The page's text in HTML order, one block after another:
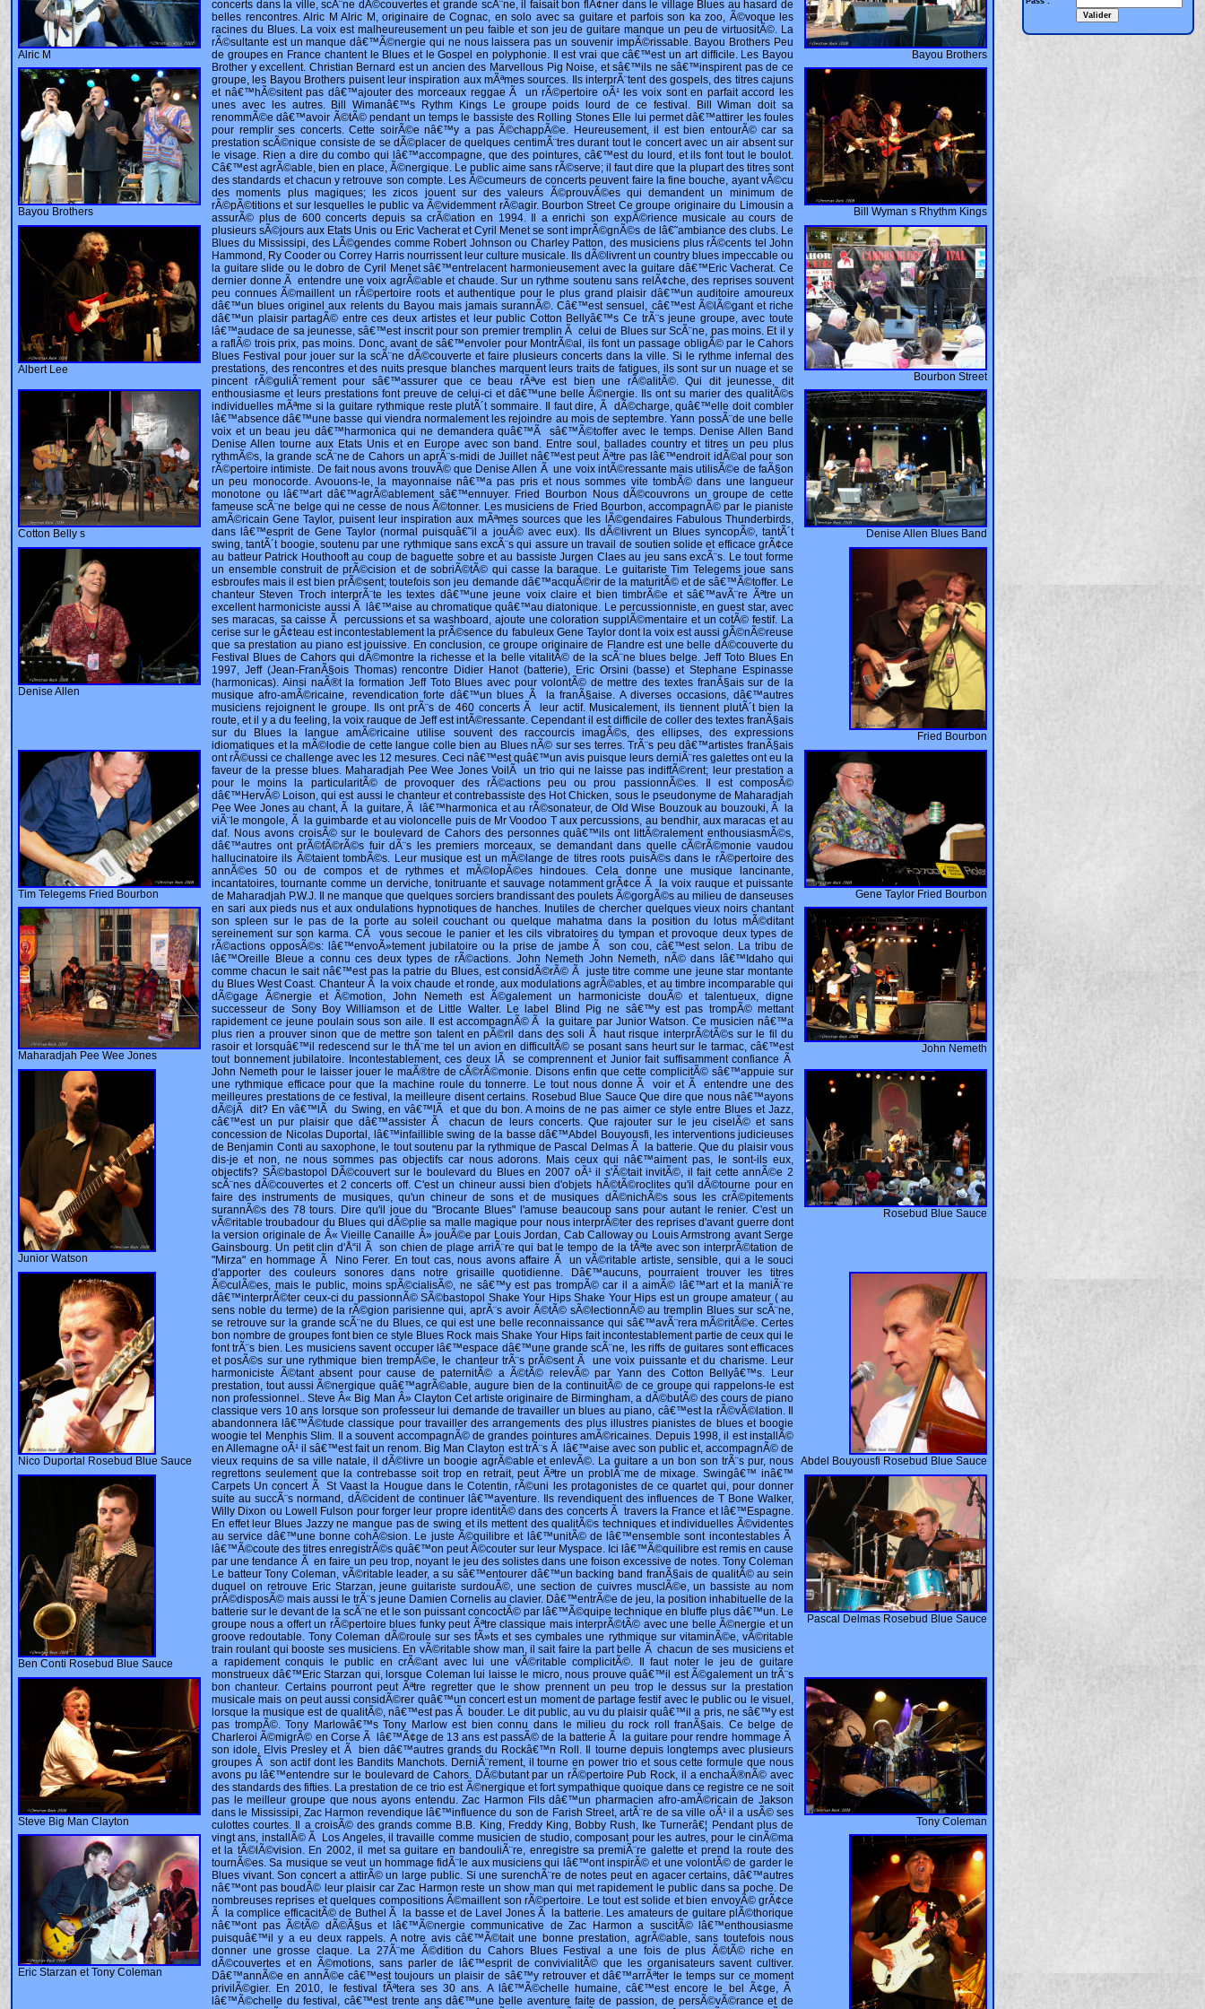
Alric M Bayou Brothers
Bayou Brothers Bill Wyman s Rhythm Kings
Albert Lee
Bourbon Street
Cotton Belly s Denise Allen Blues Band
Denise Allen
Fried Bourbon
Tim Telegems Fried Bourbon Gene Taylor Fried Bourbon
Maharadjah Pee Wee Jones
John Nemeth
Junior Watson
Rosebud Blue Sauce
Nico Duportal Rosebud Blue Sauce Abdel Bouyousfi Rosebud Blue Sauce
Ben Conti Rosebud Blue Sauce
Pascal Delmas Rosebud Blue Sauce
Steve Big Man Clayton Tony Coleman
Eric Starzan et Tony Coleman